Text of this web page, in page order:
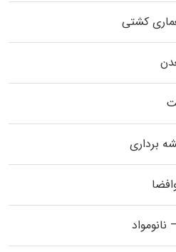
کشتی
برداری